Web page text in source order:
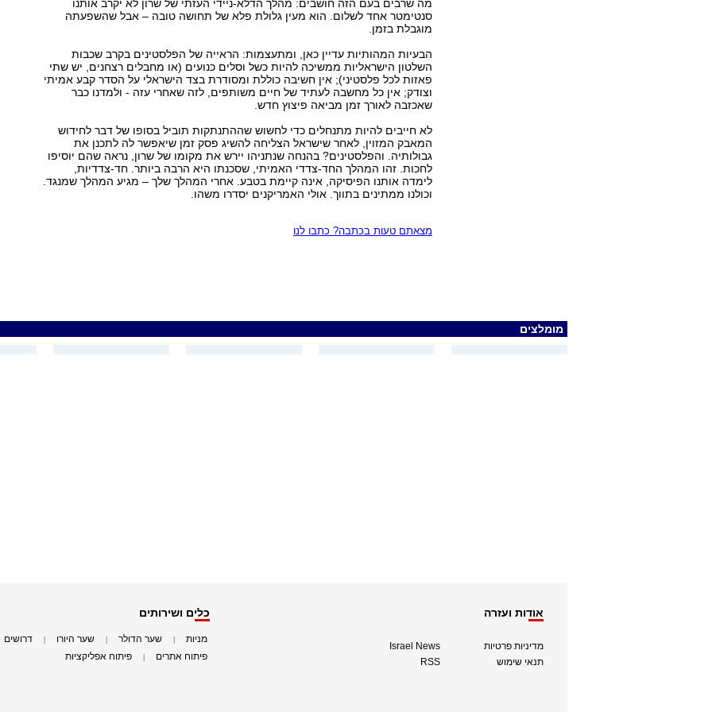
מה שרבים בעם הזה חושבים: מהלך הדלא-ניידי העזתי של שרון לא יקרב אותנו
סנטימטר אחד לשלום. הוא מעין גלולת פלא של תחושה טובה – אבל שהשפעתה
מוגבלת בזמן.
הבעיות המהותיות עדיין כאן, ומתעצמות: הראייה של הפלסטינים בקרב שכבות
השלטון הישראליות ממשיכה להיות כשל וסלים כנועים (או מחבלים רצחנים, יש שתי
פאזות לכל פלסטיני); אין חשיבה כוללת ומסודרת בצד הישראלי על הסדר קבע אמיתי
וצודק; אין כל מחשבה לעתיד של חיים משותפים, לזה שאחרי עזה - ולמדנו כבר
שאכזבה לאורך זמן מביאה פיצוץ חדש.
לא חייבים להיות מתנחלים כדי לחשוש שההתנתקות תוביל בסופו של דבר לחידוש
המאבק המזוין, לאחר שישראל הצליחה להשיג פסק זמן שיאפשר לה לתכנן את
גבולותיה. והפלסטינים? בהנחה שנתניהו יירש את מקומו של שרון, נראה שהם יוסיפו
לחכות. זהו המהלך החד-צדדי האמיתי, שסכנתו היא הרבה ביותר. חד-צדדיות,
לימדה אותנו הפיסיקה, אינה קיימת בטבע. אחרי המהלך שלך – מגיע המהלך שמנגד.
וכולנו ממתינים בתווך. אולי האמריקנים יסדרו משהו.
מצאתם טעות בכתבה? כתבו לנו
מומלצים
אודות ועזרה
מדיניות פרטיות
תנאי שימוש
Israel News
RSS
כלים ושירותים
מניות שער הדולר שער היורו דרושים
פיתוח אתרים פיתוח אפליקציות